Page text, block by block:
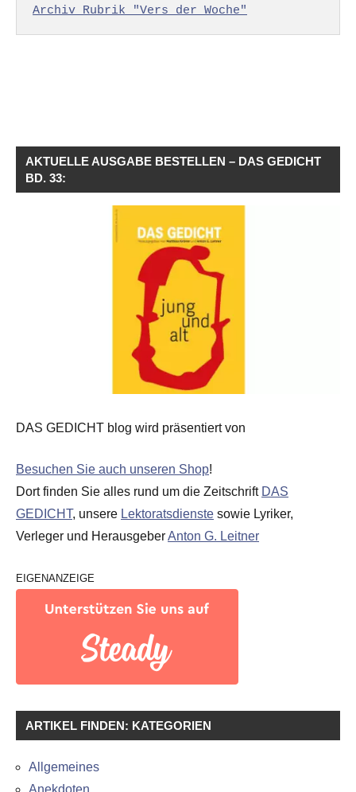
Archiv Rubrik "Vers der Woche"
AKTUELLE AUSGABE BESTELLEN – DAS GEDICHT
BD. 33:
DAS GEDICHT blog wird präsentiert von
Besuchen Sie auch unseren Shop!
Dort finden Sie alles rund um die Zeitschrift DAS
GEDICHT, unsere Lektoratsdienste sowie Lyriker,
Verleger und HerausgeberAnton G. Leitner
EIGENANZEIGE
ARTIKEL FINDEN: KATEGORIEN
Allgemeines
Anekdoten